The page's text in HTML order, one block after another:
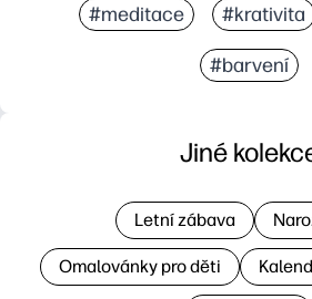
#meditace #krativita
#barvení
Jiné
Letní zábava
Omalovánky pro děti